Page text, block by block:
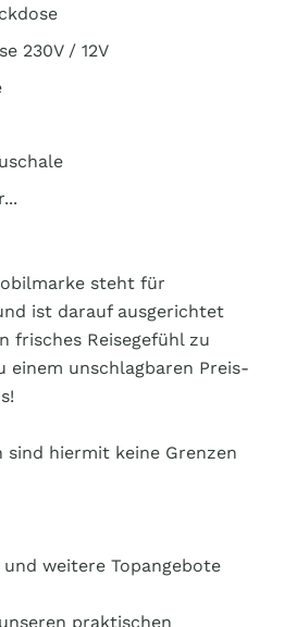
230V / 12V
steht für
ist darauf ausgerichtet
frisches Reisegefühl zu
einem unschlagbaren Preis-
sind hiermit keine Grenzen
weitere Topangebote
praktischen